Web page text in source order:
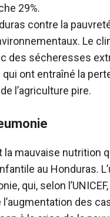
29%.
contre la
Le
des sécheresses
ont entraîné la
l’agriculture pire.
la mauvaise nutrition
au Honduras.
qui, selon
des